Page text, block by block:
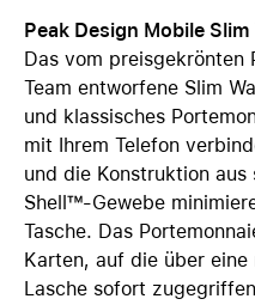
Peak Design Mobile Slim
Das vom preisgekrönten
Team entworfene Slim
und klassisches
mit Ihrem Telefon
und die Konstruktion
Shell™-Gewebe
Tasche. Das
Karten, auf die über
Lasche sofort